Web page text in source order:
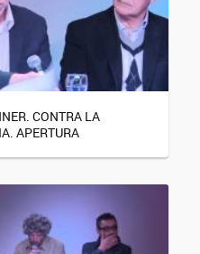
CONTRA LA
APERTURA